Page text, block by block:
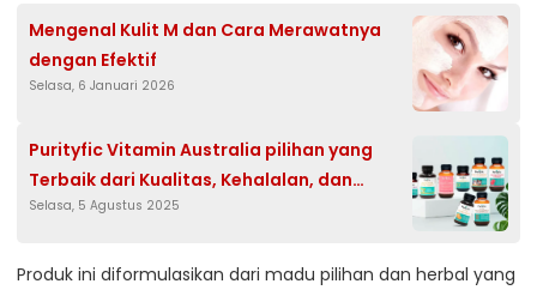
Mengenal Kulit M dan Cara Merawatnya
dengan Efektif
Selasa, 6 Januari 2026
Purityfic Vitamin Australia pilihan yang
Terbaik dari Kualitas, Kehalalan, dan
Keamanan Suplemen Itu Penting untuk
Selasa, 5 Agustus 2025
Produk ini diformulasikan dari madu pilihan dan herbal yang